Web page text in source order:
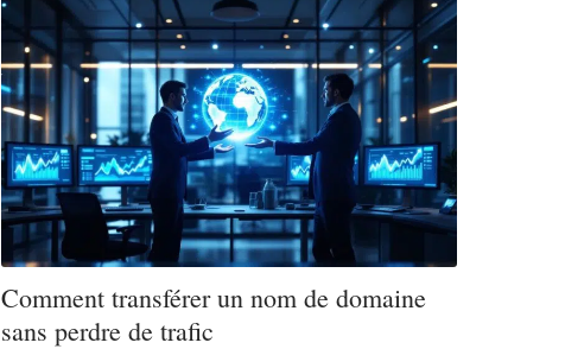
Comment transférer un nom de domaine
sans perdre de trafic